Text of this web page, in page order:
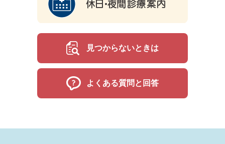
見つからないときは
よくある質問と回答